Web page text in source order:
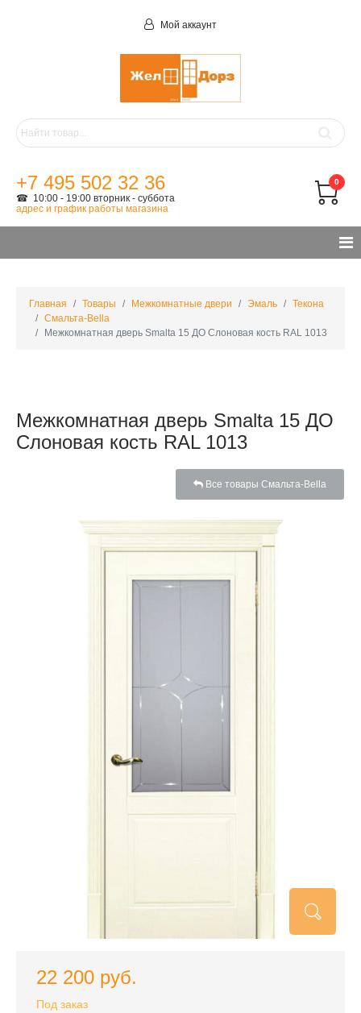
Мой аккаунт
+7 495 502 32 36
☎ 10:00 - 19:00 вторник - суббота
адрес и график работы магазина
0
Главная Товары Межкомнатные двери Эмаль
Текона
Смальта-Bella
Межкомнатная дверь Smalta 15 ДО Слоновая кость RAL 1013
Межкомнатная дверь Smalta 15 ДО
Слоновая кость RAL 1013
Все товары Смальта-Bella
22 200 руб.
Под заказ